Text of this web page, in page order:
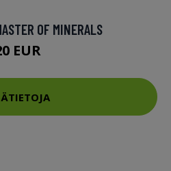
OF MINERALS
EUR